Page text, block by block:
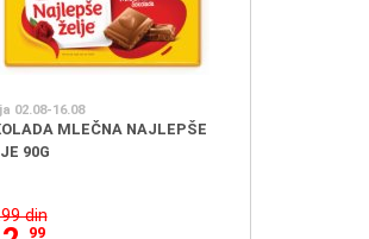
02.08-16.08
MLEČNA NAJLEPŠE
90G
din
99